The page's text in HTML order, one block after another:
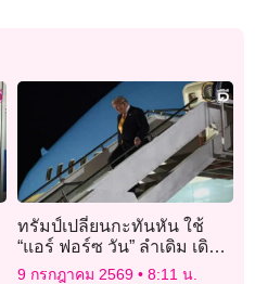
ทรัมป์เปลี่ยนกะทันหัน ใช้
“แอร์ ฟอร์ซ วัน” ลำเดิม เดิน
ทางกลับจากกาตาร์
9 กรกฎาคม 2569 8:11 น.